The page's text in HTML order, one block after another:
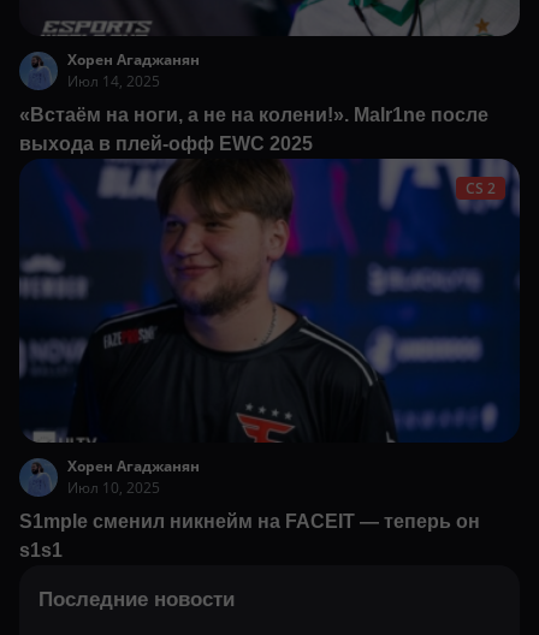
Хорен Агаджанян
Июл 14, 2025
«Встаём на ноги, а не на колени!». Malr1ne после
выхода в плей-офф EWC 2025
CS 2
Хорен Агаджанян
Июл 10, 2025
S1mple сменил никнейм на FACEIT — теперь он
s1s1
Последние новости